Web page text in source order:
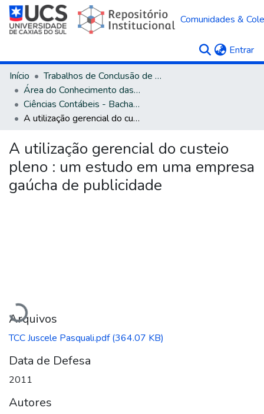
Comunidades &
Entrar
Início
Trabalhos de Conclusão de Curso
Área do Conhecimento das Ciências Sociais Aplicadas
Ciências Contábeis - Bacharelado
A utilização gerencial do custeio pleno : um estudo em uma empresa gaúcha de publicidade
A utilização gerencial do custeio
pleno : um estudo em uma empresa
gaúcha de publicidade
Carregando...
Arquivos
TCC Juscele Pasquali.pdf(364.07 KB)
Data de Defesa
2011
Autores